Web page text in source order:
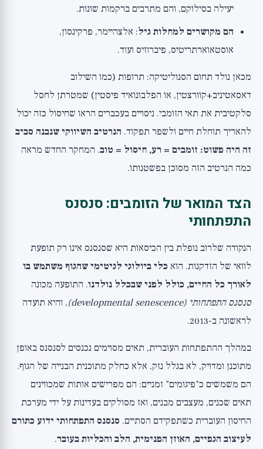
יעילה בסילוקם, והם מתרבים ברקמות שונות.
הם מקושרים למחלות גיל: אלצהיימר, פרקינסון,
אוסטאוארתריטיס, פיברוזיס ועוד.
מכאן נולד תחום הסנוליטיקה: תרופות (כמו השילוב
דאסאטיניב+קוורצטין, או הפלבונואיד פיסטין) שמטרתן לחסל
סלקטיבית את תאי הזומבי. ניסויים בעכברים הראו שחיסול כזה יכול
להאריך תוחלת חיים ולשפר תפקוד. הנרטיב השיווקי שנבנה סביב
זה היה פשוט: זומבים = רע, חיסול = טוב. המחקר החדש מראה
כמה הנרטיב הזה מסוכן בפשטנותו.
הצד המואר של הזומבים: סנסנס
התפתחותי
הנקודה שלרוב נופלת בין הכיסאות היא שסנסנס אינו רק תופעת
לוואי של הזדקנות. הוא כלי ביולוגי לגיטימי שהגוף משתמש בו
לאורך כל החיים, כולל לפני שבכלל נולדנו. התופעה מכונה
סנסנס התפתחותי (developmental senescence)
, והיא תועדה
לראשונה ב-2013.
במהלך ההתפתחות העוברית, תאים מסוימים נכנסים לסנסנס באופן
מתוכנן ומדויק, לא בגלל נזק, אלא כחלק מתוכנית הבנייה של הגוף.
הם משמשים כ"פיגומים" זמניים: הם מפרישים אותות שמכווינים
תאים שכנים, מעצבים מבנים, ואז מסולקים בעדינות על ידי מערכת
החיסון העוברית כשתפקידם הסתיים. סנסנס התפתחותי ידוע כתורם
לעיצוב הגפיים, האוזן הפנימית, הלב והכליות בעובר.